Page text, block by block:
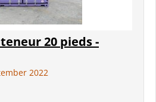
20 pieds -
2022